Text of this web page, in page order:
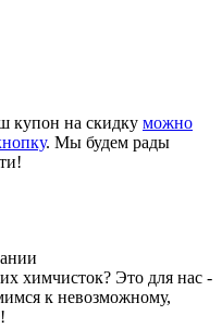
купон на скидку можно
. Мы будем рады
химчисток? Это для нас -
к невозможному,